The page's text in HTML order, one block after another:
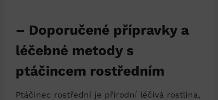
– Doporučené ⁤přípravky a
léčebné⁢ metody s
ptáčincem rostředním
Ptáčinec rostřední je přírodní⁣ léčivá rostlina,